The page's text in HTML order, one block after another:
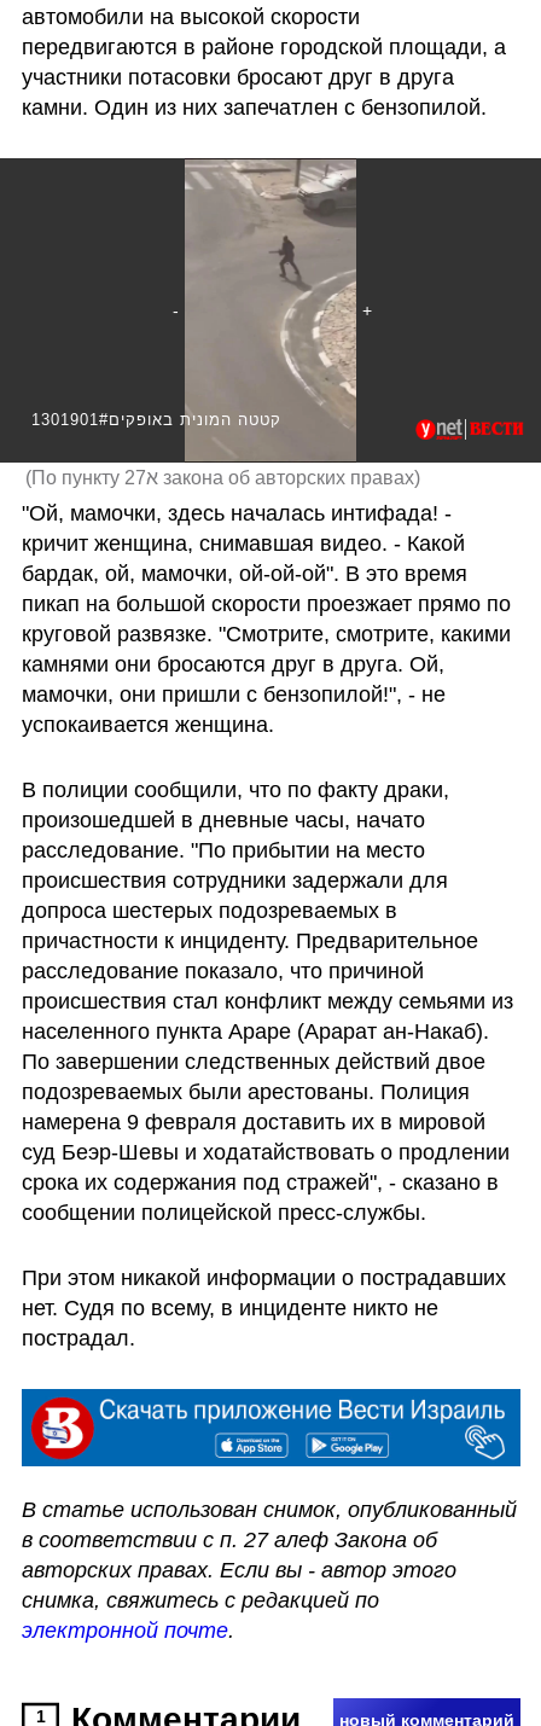
автомобили на высокой скорости
передвигаются в районе городской площади, а
участники потасовки бросают друг в друга
камни. Один из них запечатлен с бензопилой.
1301901#קטטה המונית באופקים
( По пункту 27א закона об авторских правах)
"Ой, мамочки, здесь началась интифада! -
кричит женщина, снимавшая видео. - Какой
бардак, ой, мамочки, ой-ой-ой". В это время
пикап на большой скорости проезжает прямо по
круговой развязке. "Смотрите, смотрите, какими
камнями они бросаются друг в друга. Ой,
мамочки, они пришли с бензопилой!", - не
успокаивается женщина.
В полиции сообщили, что по факту драки,
произошедшей в дневные часы, начато
расследование. "По прибытии на место
происшествия сотрудники задержали для
допроса шестерых подозреваемых в
причастности к инциденту. Предварительное
расследование показало, что причиной
происшествия стал конфликт между семьями из
населенного пункта Араре (Арарат ан-Накаб).
По завершении следственных действий двое
подозреваемых были арестованы. Полиция
намерена 9 февраля доставить их в мировой
суд Беэр-Шевы и ходатайствовать о продлении
срока их содержания под стражей", - сказано в
сообщении полицейской пресс-службы.
При этом никакой информации о пострадавших
нет. Судя по всему, в инциденте никто не
пострадал.
В статье использован снимок, опубликованный
в соответствии с п. 27 алеф Закона об
авторских правах. Если вы - автор этого
снимка, свяжитесь с редакцией по
электронной почте.
1 новый комментарий